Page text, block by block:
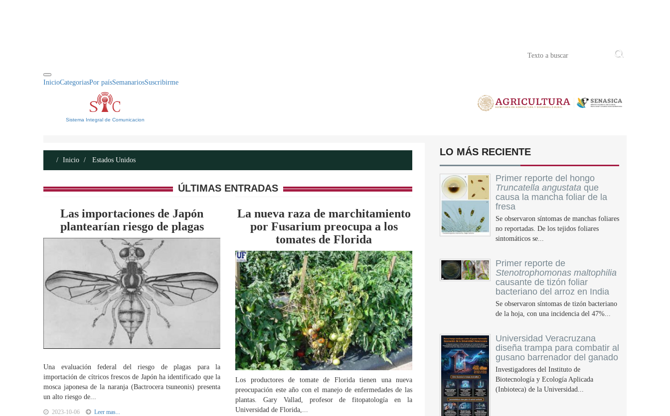
InicioCategoriasPor paísSemanariosSuscribirme
Sistema Integral de Comunicacion
Inicio Estados Unidos
ÚLTIMAS ENTRADAS
Las importaciones de Japón
plantearían riesgo de plagas
Una evaluación federal del riesgo de plagas para la
importación de cítricos frescos de Japón ha identificado que la
mosca japonesa de la naranja (Bactrocera tsuneonis) presenta
un alto riesgo de...
2023-10-06 Leer mas...
La nueva raza de marchitamiento
por Fusarium preocupa a los
tomates de Florida
Los productores de tomate de Florida tienen una nueva
preocupación este año con el manejo de enfermedades de las
plantas. Gary Vallad, profesor de fitopatología en la
Universidad de Florida,...
LO MÁS RECIENTE
Primer reporte del hongo
Truncatella angustata que
causa la mancha foliar de la
fresa
Se observaron síntomas de manchas foliares
no reportadas. De los tejidos foliares
sintomáticos se...
Primer reporte de
Stenotrophomonas maltophilia
causante de tizón foliar
bacteriano del arroz en India
Se observaron síntomas de tizón bacteriano
de la hoja, con una incidencia del 47%...
Universidad Veracruzana
diseña trampa para combatir al
gusano barrenador del ganado
Investigadores del Instituto de
Biotecnología y Ecología Aplicada
(Inbioteca) de la Universidad...